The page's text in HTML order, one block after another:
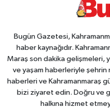
Bugün Gazetesi,
haber kaynağıdır.
Maraş son dakika gelişmeleri,
ve yaşam haberleriyle şehrin
haberleri ve Kahramanmaraş
bizi ziyaret edin. Doğru ve
halkına hizmet